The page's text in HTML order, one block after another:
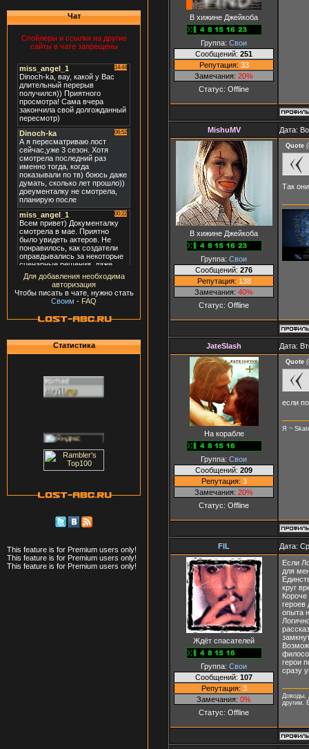
Чат
Спойлеры и ссылки на другие
сайты в чате запрещены
Для добавления необходима
авторизация
Чтобы писать в чате, нужно стать
Своим - FAQ
Статистика
This feature is for Premium users only!
This feature is for Premium users only!
This feature is for Premium users only!
В хижине Джейкоба
Группа: Свои
Сообщений: 251
Репутация: 33
Замечания: 20%
Статус: Offline
MishuMV Дата:
В хижине Джейкоба
Группа: Свои
Сообщений: 276
Репутация: 138
Замечания: 40%
Статус: Offline
Quote (
Так
JateSlash Дата:
На корабле
Группа: Свои
Сообщений: 209
Репутация: 3
Замечания: 20%
Статус: Offline
Quote (
если
Я ~
FIL Дата:
Ждёт спасателей
Группа: Свои
Сообщений: 107
Репутация: 3
Замечания: 0%
Статус: Offline
Если
для
круг
героев
опыта
герои
сразу
Доводы,
другим.